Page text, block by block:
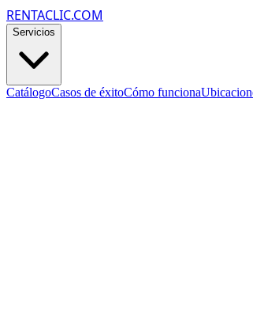
RENTACLIC.COM
Servicios
CatálogoCasos de éxitoCómo funciona